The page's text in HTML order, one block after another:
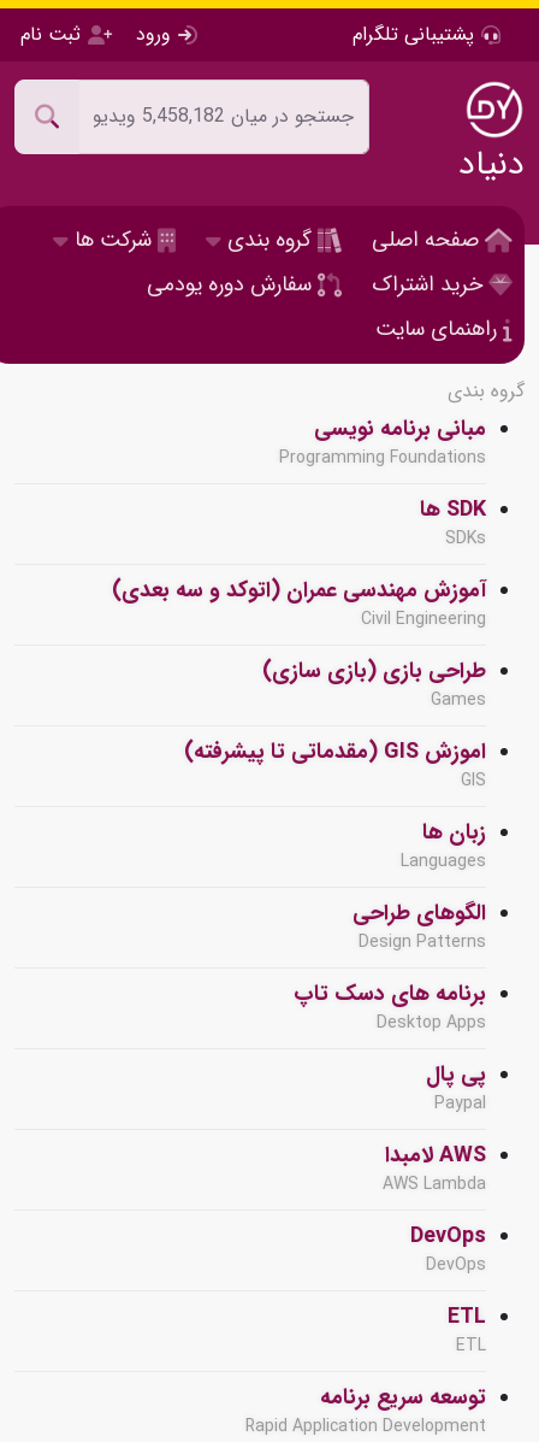
پشتیبانی تلگرام ورود ثبت نام
دنیاد
صفحه اصلی گروه بندی
شرکت ها
خرید اشتراک
سفارش دوره یودمی
راهنمای سایت
گروه بندی
مبانی برنامه نویسی
Programming Foundations
SDK ها
SDKs
آموزش مهندسی عمران (اتوکد و سه بعدی)
Civil Engineering
طراحی بازی (بازی سازی)
Games
اموزش GIS (مقدماتی تا پیشرفته)
GIS
زبان ها
Languages
الگوهای طراحی
Design Patterns
برنامه های دسک تاپ
Desktop Apps
پی پال
Paypal
AWS لامبدا
AWS Lambda
DevOps
DevOps
ETL
ETL
توسعه سریع برنامه
Rapid Application Development